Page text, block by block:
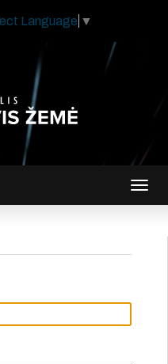
Language ▼